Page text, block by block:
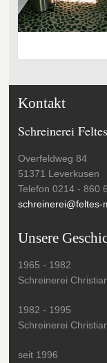
Kontakt
Schreinerei
Overfeldweg 84
51371 Leverkusen
Telefon 0214 - 860
schreinerei@feltes-
Unsere
1965 - 1982
Schreinerei
1982 - 1995
Schreinerei
seit 1996